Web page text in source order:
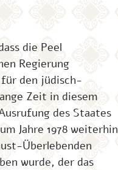
die Peel
Regierung
für den jüdisch-
Zeit in diesem
des Staates
Jahre 1978 weiterhin
Überlebenden
wurde, der das